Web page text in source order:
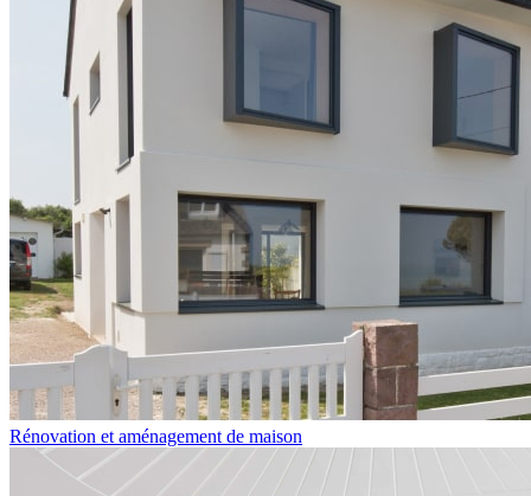
Rénovation et aménagement de maison